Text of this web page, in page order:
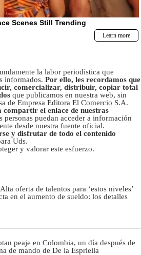
la labor periodística que
informados. Por ello, les recordamos que
comercializar, distribuir, copiar total
que publicamos en nuestra web, sin
de Empresa Editora El Comercio S.A.
compartir el enlace de nuestras
personas puedan acceder a información
desde nuestra fuente oficial.
y disfrutar de todo el contenido
Uds.
y valorar este esfuerzo.
Alta oferta de talentos para ‘estos niveles’
en el aumento de sueldo: los detalles
peaje en Colombia, un día después de
de mando de De la Espriella